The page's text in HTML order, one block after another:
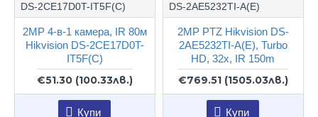
DS-2CE17D0T-IT5F(C)
2MP 4-в-1 камера, IR 80м
Hikvision DS-2CE17D0T-
IT5F(C)
€51.30 (100.33лв.)
Купи
DS-2AE5232TI-A(E)
2MP PTZ Hikvision DS-
2AE5232TI-A(E), Turbo
HD, 32x, IR 150m
€769.51 (1505.03лв.)
Купи